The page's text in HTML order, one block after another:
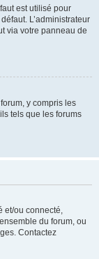
est utilisé pour
L’administrateur
via votre panneau de
y compris les
tels que les forums
et/ou connecté,
du forum, ou
Contactez